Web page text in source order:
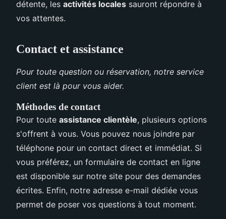
détente, les activités locales sauront répondre à
vos attentes.
Contact et assistance
Pour toute question ou réservation, notre service
client est là pour vous aider.
Méthodes de contact
Pour toute assistance clientèle, plusieurs options
s'offrent à vous. Vous pouvez nous joindre par
téléphone pour un contact direct et immédiat. Si
vous préférez, un formulaire de contact en ligne
est disponible sur notre site pour des demandes
écrites. Enfin, notre adresse e-mail dédiée vous
permet de poser vos questions à tout moment.